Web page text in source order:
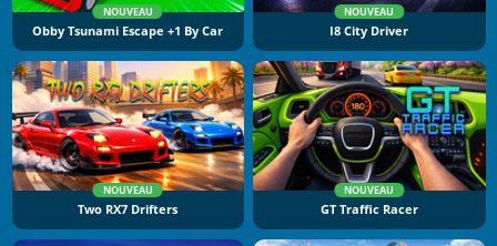
NOUVEAU
Obby Tsunami Escape +1 By Car
NOUVEAU
I8 City Driver
NOUVEAU
Two RX7 Drifters
NOUVEAU
GT Traffic Racer